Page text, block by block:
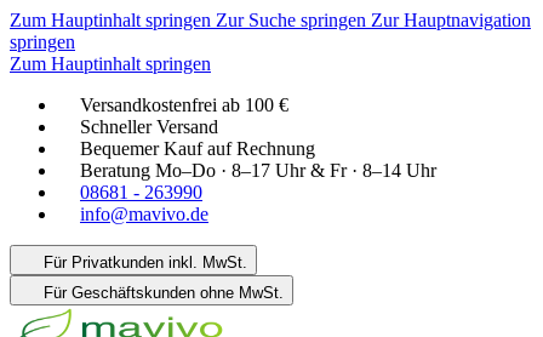
Zum Hauptinhalt springen Zur Suche springen Zur Hauptnavigation
springen
Zum Hauptinhalt springen
Versandkostenfrei ab 100 €
Schneller Versand
Bequemer Kauf auf Rechnung
Beratung Mo–Do · 8–17 Uhr & Fr · 8–14 Uhr
08681 - 263990
info@mavivo.de
Für Privatkunden inkl. MwSt.
Für Geschäftskunden ohne MwSt.